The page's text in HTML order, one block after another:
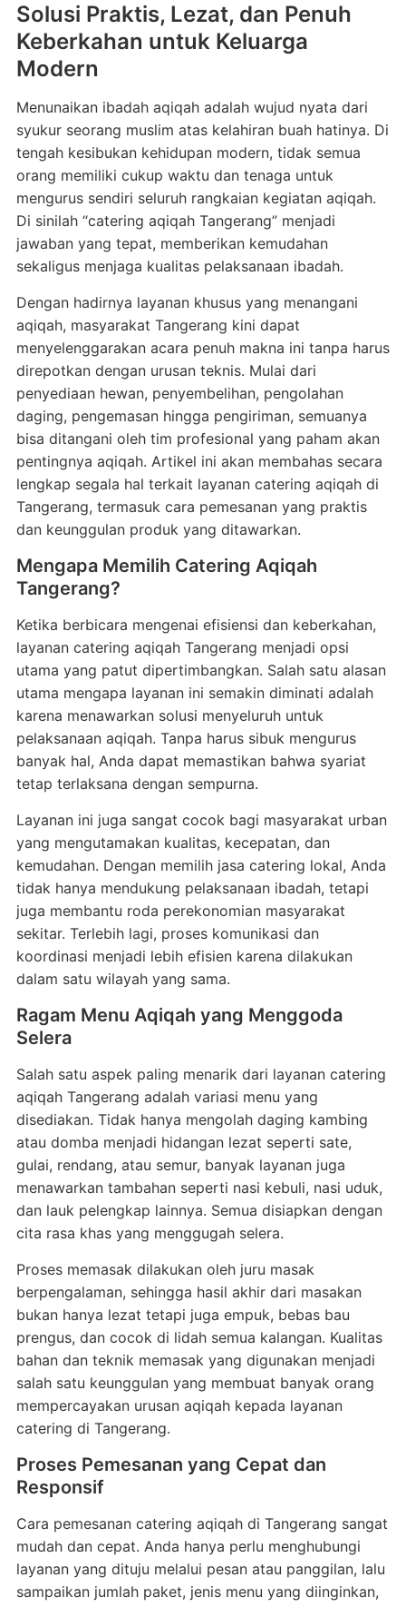
Solusi Praktis, Lezat, dan Penuh
Keberkahan untuk Keluarga
Modern
Menunaikan ibadah aqiqah adalah wujud nyata dari
syukur seorang muslim atas kelahiran buah hatinya. Di
tengah kesibukan kehidupan modern, tidak semua
orang memiliki cukup waktu dan tenaga untuk
mengurus sendiri seluruh rangkaian kegiatan aqiqah.
Di sinilah “catering aqiqah Tangerang” menjadi
jawaban yang tepat, memberikan kemudahan
sekaligus menjaga kualitas pelaksanaan ibadah.
Dengan hadirnya layanan khusus yang menangani
aqiqah, masyarakat Tangerang kini dapat
menyelenggarakan acara penuh makna ini tanpa harus
direpotkan dengan urusan teknis. Mulai dari
penyediaan hewan, penyembelihan, pengolahan
daging, pengemasan hingga pengiriman, semuanya
bisa ditangani oleh tim profesional yang paham akan
pentingnya aqiqah. Artikel ini akan membahas secara
lengkap segala hal terkait layanan catering aqiqah di
Tangerang, termasuk cara pemesanan yang praktis
dan keunggulan produk yang ditawarkan.
Mengapa Memilih Catering Aqiqah
Tangerang?
Ketika berbicara mengenai efisiensi dan keberkahan,
layanan catering aqiqah Tangerang menjadi opsi
utama yang patut dipertimbangkan. Salah satu alasan
utama mengapa layanan ini semakin diminati adalah
karena menawarkan solusi menyeluruh untuk
pelaksanaan aqiqah. Tanpa harus sibuk mengurus
banyak hal, Anda dapat memastikan bahwa syariat
tetap terlaksana dengan sempurna.
Layanan ini juga sangat cocok bagi masyarakat urban
yang mengutamakan kualitas, kecepatan, dan
kemudahan. Dengan memilih jasa catering lokal, Anda
tidak hanya mendukung pelaksanaan ibadah, tetapi
juga membantu roda perekonomian masyarakat
sekitar. Terlebih lagi, proses komunikasi dan
koordinasi menjadi lebih efisien karena dilakukan
dalam satu wilayah yang sama.
Ragam Menu Aqiqah yang Menggoda
Selera
Salah satu aspek paling menarik dari layanan catering
aqiqah Tangerang adalah variasi menu yang
disediakan. Tidak hanya mengolah daging kambing
atau domba menjadi hidangan lezat seperti sate,
gulai, rendang, atau semur, banyak layanan juga
menawarkan tambahan seperti nasi kebuli, nasi uduk,
dan lauk pelengkap lainnya. Semua disiapkan dengan
cita rasa khas yang menggugah selera.
Proses memasak dilakukan oleh juru masak
berpengalaman, sehingga hasil akhir dari masakan
bukan hanya lezat tetapi juga empuk, bebas bau
prengus, dan cocok di lidah semua kalangan. Kualitas
bahan dan teknik memasak yang digunakan menjadi
salah satu keunggulan yang membuat banyak orang
mempercayakan urusan aqiqah kepada layanan
catering di Tangerang.
Proses Pemesanan yang Cepat dan
Responsif
Cara pemesanan catering aqiqah di Tangerang sangat
mudah dan cepat. Anda hanya perlu menghubungi
layanan yang dituju melalui pesan atau panggilan, lalu
sampaikan jumlah paket, jenis menu yang diinginkan,